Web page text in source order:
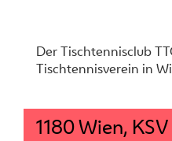
Der Tischtennisclub
Tischtennisverein in
1180 Wien,